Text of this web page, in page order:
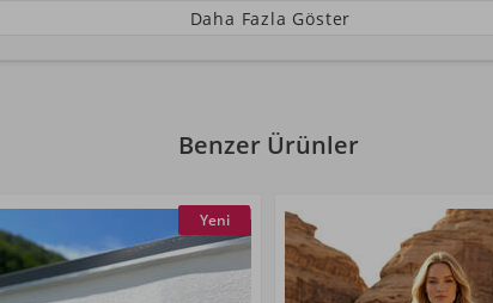
Daha Fazla Göster
Benzer Ürünler
Yeni